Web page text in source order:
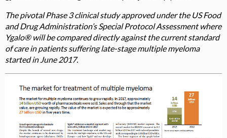
The pivotal Phase 3 clinical study approved under the US Food
and Drug Administration’s Special Protocol Assessment where
Ygalo® will be compared directly against the current standard
of care in patients suffering late-stage multiple myeloma
started in June 2017.